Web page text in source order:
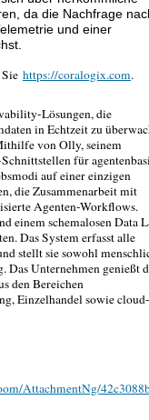
da die Nachfrage
und einer
https://coralogix.com.
Lösungen, die
in Echtzeit zu
von Olly, seinem
für
auf einer einzigen
die Zusammenarbeit mit
Agenten-Workflows.
einem schemalosen Data
Das System erfasst alle
stellt sie sowohl
Unternehmen genießt
den Bereichen
Einzelhandel sowie cloud-
AttachmentNg/